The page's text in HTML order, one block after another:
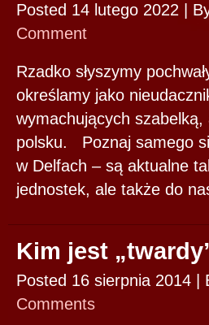
Posted 14 lutego 2022 |
Comment
Rzadko słyszymy
określamy jako
wymachujących
polsku. Poznaj samego
w Delfach – są aktualne
jednostek, ale także do
Kim jest
Posted 16 sierpnia 2014 |
Comments